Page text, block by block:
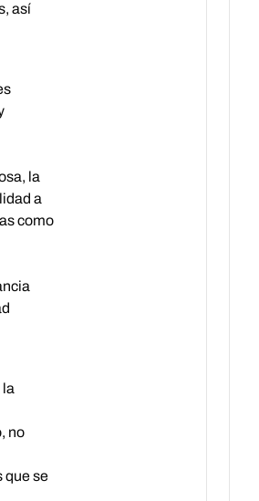
así
la
a
como
la
no
que se